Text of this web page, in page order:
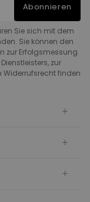
Abonnieren
Sie sich mit dem
Sie können den
zur Erfolgsmessung
zur
Widerrufsrecht finden